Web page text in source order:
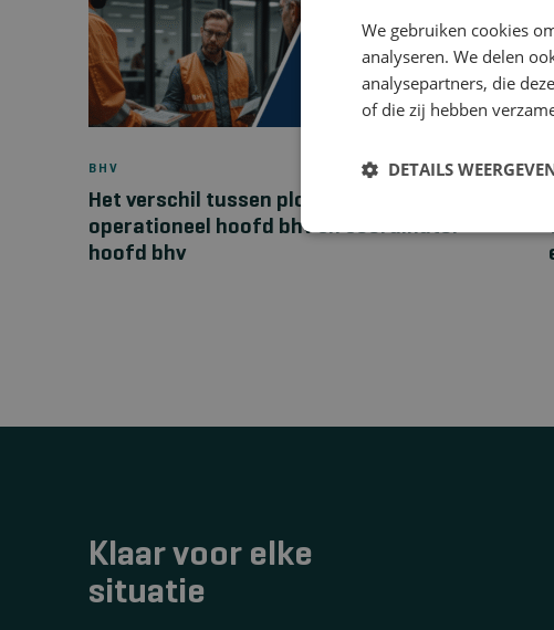
BHV
Het verschil tussen ploegleider bhv,
operationeel hoofd bhv en coördinator
hoofd bhv
Klaar voor elke
situatie
We gebruiken cookies
analyseren. We delen
analysepartners, die
of die zij hebben
DETAILS